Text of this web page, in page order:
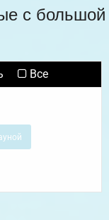
с большой
Все